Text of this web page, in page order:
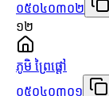
០៥០៤០៣០២
១២
ភូមិ ព្រៃផ្ដៅ
០៥០៤០៣០១